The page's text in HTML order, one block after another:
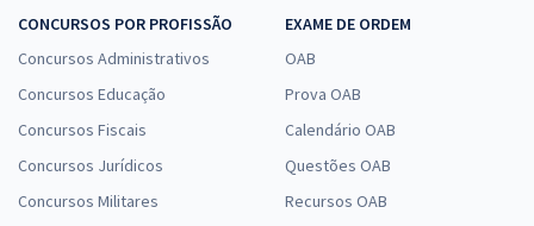
CONCURSOS POR PROFISSÃO
Concursos Administrativos
Concursos Educação
Concursos Fiscais
Concursos Jurídicos
Concursos Militares
EXAME DE ORDEM
OAB
Prova OAB
Calendário OAB
Questões OAB
Recursos OAB